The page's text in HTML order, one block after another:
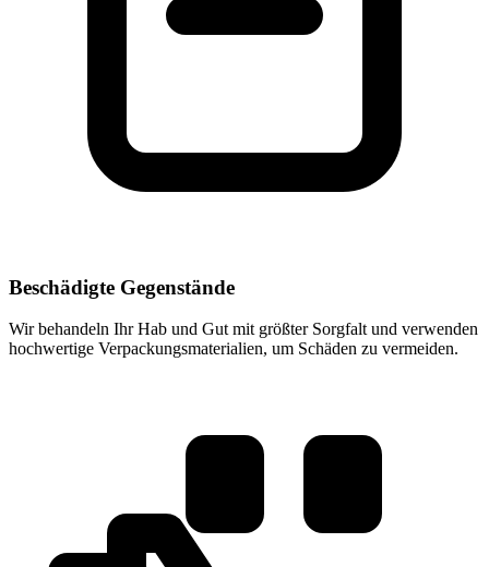
Beschädigte Gegenstände
Wir behandeln Ihr Hab und Gut mit größter Sorgfalt und verwenden
hochwertige Verpackungsmaterialien, um Schäden zu vermeiden.